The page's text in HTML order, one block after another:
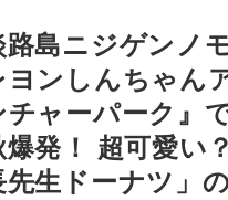
路島ニジゲンノ
ヨンしんちゃん
チャーパーク』
爆発！ 超可愛い
先生ドーナツ」